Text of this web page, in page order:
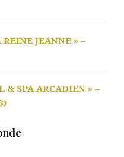
JEANNE » –
& SPA ARCADIEN » –